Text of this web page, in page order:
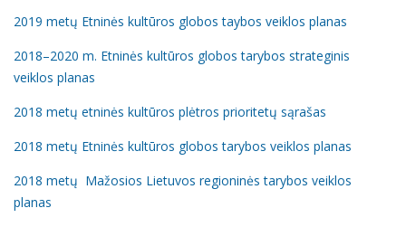
2019 metų Etninės kultūros globos taybos veiklos planas
2018–2020 m. Etninės kultūros globos tarybos strateginis
veiklos planas
2018 metų etninės kultūros plėtros prioritetų sąrašas
2018 metų Etninės kultūros globos tarybos veiklos planas
2018 metų Mažosios Lietuvos regioninės tarybos veiklos
planas